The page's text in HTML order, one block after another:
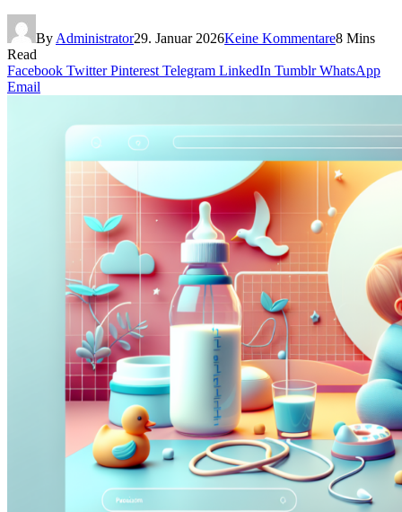
By Administrator29. Januar 2026Keine Kommentare8 Mins
Read
Facebook Twitter Pinterest Telegram LinkedIn Tumblr WhatsApp
Email